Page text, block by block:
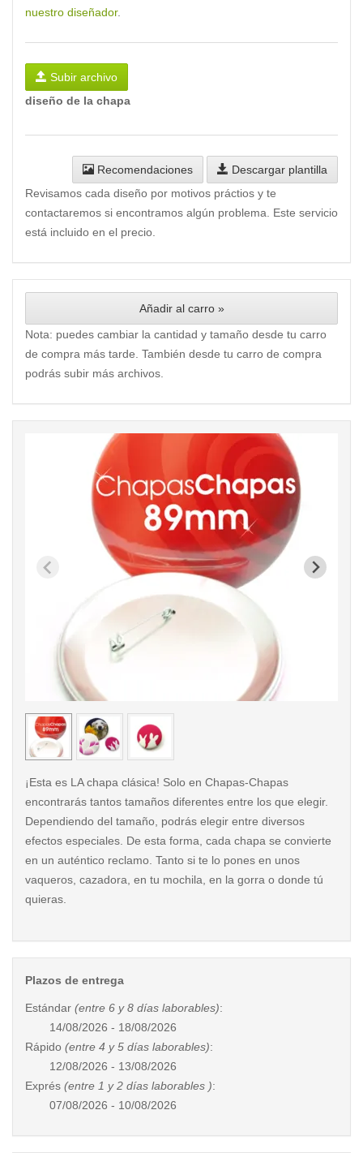
nuestro diseñador.
Subir archivo
diseño de la chapa
Recomendaciones
Descargar plantilla
Revisamos cada diseño por motivos práctios y te
contactaremos si encontramos algún problema. Este servicio
está incluido en el precio.
Añadir al carro »
Nota: puedes cambiar la cantidad y tamaño desde tu carro
de compra más tarde. También desde tu carro de compra
podrás subir más archivos.
< /picture>
¡Esta es LA chapa clásica! Solo en Chapas-Chapas
encontrarás tantos tamaños diferentes entre los que elegir.
Dependiendo del tamaño, podrás elegir entre diversos
efectos especiales. De esta forma, cada chapa se convierte
en un auténtico reclamo. Tanto si te lo pones en unos
vaqueros, cazadora, en tu mochila, en la gorra o donde tú
quieras.
Plazos de entrega
Estándar (entre 6 y 8 días laborables):
14/08/2026 - 18/08/2026
Rápido (entre 4 y 5 días laborables):
12/08/2026 - 13/08/2026
Exprés (entre 1 y 2 días laborables ):
07/08/2026 - 10/08/2026